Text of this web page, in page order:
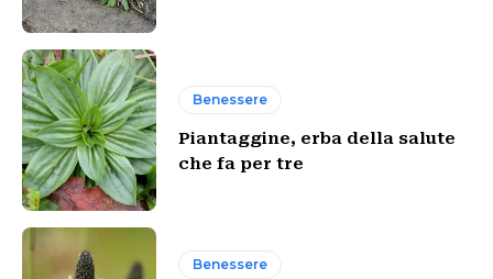
Benessere
Piantaggine, erba della salute
che fa per tre
Benessere